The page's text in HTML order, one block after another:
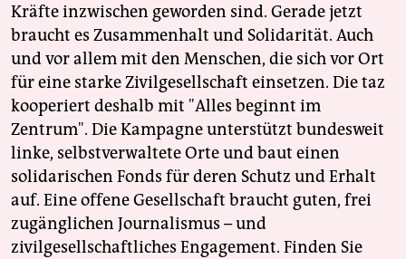
Kräfte inzwischen geworden sind. Gerade jetzt
braucht es Zusammenhalt und Solidarität. Auch
und vor allem mit den Menschen, die sich vor Ort
für eine starke Zivilgesellschaft einsetzen. Die taz
kooperiert deshalb mit "Alles beginnt im
Zentrum". Die Kampagne unterstützt bundesweit
linke, selbstverwaltete Orte und baut einen
solidarischen Fonds für deren Schutz und Erhalt
auf. Eine offene Gesellschaft braucht guten, frei
zugänglichen Journalismus – und
zivilgesellschaftliches Engagement. Finden Sie